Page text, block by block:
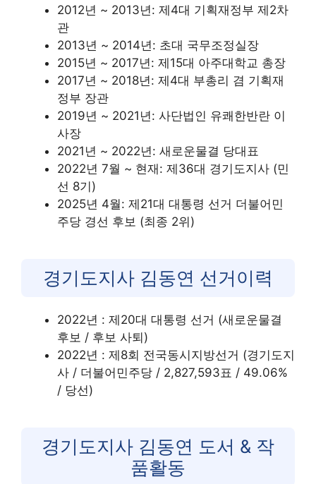
2012년 ~ 2013년: 제4대 기획재정부 제2차
관
2013년 ~ 2014년: 초대 국무조정실장
2015년 ~ 2017년: 제15대 아주대학교 총장
2017년 ~ 2018년: 제4대 부총리 겸 기획재
정부 장관
2019년 ~ 2021년: 사단법인 유쾌한반란 이
사장
2021년 ~ 2022년: 새로운물결 당대표
2022년 7월 ~ 현재: 제36대 경기도지사 (민
선 8기)
2025년 4월: 제21대 대통령 선거 더불어민
주당 경선 후보 (최종 2위)
경기도지사 김동연 선거이력
2022년 : 제20대 대통령 선거 (새로운물결
후보 / 후보 사퇴)
2022년 : 제8회 전국동시지방선거 (경기도지
사 / 더불어민주당 / 2,827,593표 / 49.06%
/ 당선)
경기도지사 김동연 도서 & 작
품활동